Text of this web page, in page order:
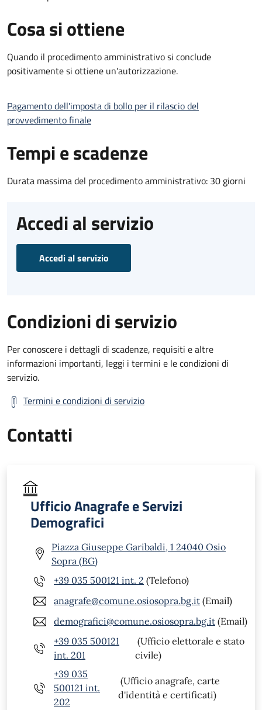
Cosa si ottiene
Quando il procedimento amministrativo si conclude
positivamente si ottiene un'autorizzazione.
Pagamento dell'imposta di bollo per il rilascio del
provvedimento finale
Tempi e scadenze
Durata massima del procedimento amministrativo: 30 giorni
Accedi al servizio
Accedi al servizio
Condizioni di servizio
Per conoscere i dettagli di scadenze, requisiti e altre
informazioni importanti, leggi i termini e le condizioni di
servizio.
Termini e condizioni di servizio
Contatti
Ufficio Anagrafe e Servizi
Demografici
Piazza Giuseppe Garibaldi, 1 24040 Osio
Sopra (BG)
+39 035 500121 int. 2 (Telefono)
anagrafe@comune.osiosopra.bg.it (Email)
demografici@comune.osiosopra.bg.it (Email)
+39 035 500121
int. 201
(Ufficio elettorale e stato
civile)
+39 035
500121 int.
202
(Ufficio anagrafe, carte
d'identità e certificati)